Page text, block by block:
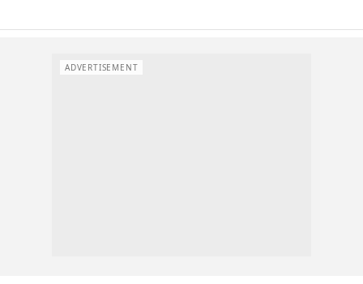
ADVERTISEMENT